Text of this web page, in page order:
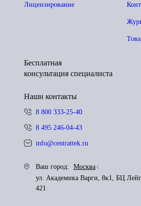
Лицензирование
Бесплатная
консультация специалиста
Наши контакты
8 800 333-25-40
8 495 246-04-43
info@centrattek.ru
Ваш город:
Москва
ул. Академика Варги, 8к1, БЦ
421